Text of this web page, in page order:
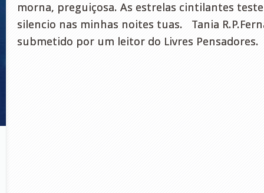
morna, preguiçosa. As estrelas cintilantes
silencio nas minhas noites tuas. Tania
submetido por um leitor do Livres Pensadores.